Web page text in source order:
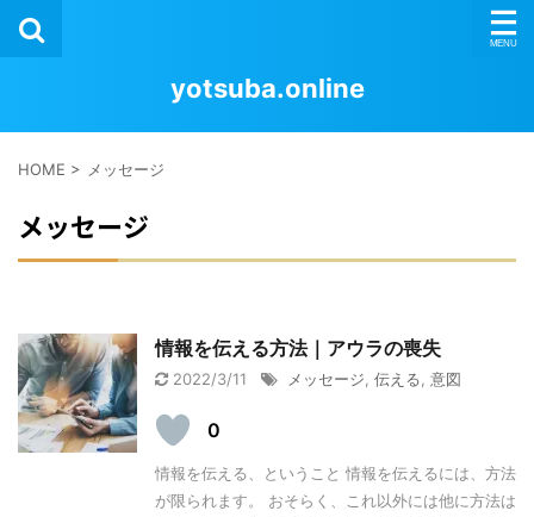
yotsuba.online
HOME > メッセージ
メッセージ
情報を伝える方法｜アウラの喪失
2022/3/11 メッセージ 伝える 意図
0
情報を伝える、ということ 情報を伝えるには、方法
が限られます。 おそらく、これ以外には他に方法は